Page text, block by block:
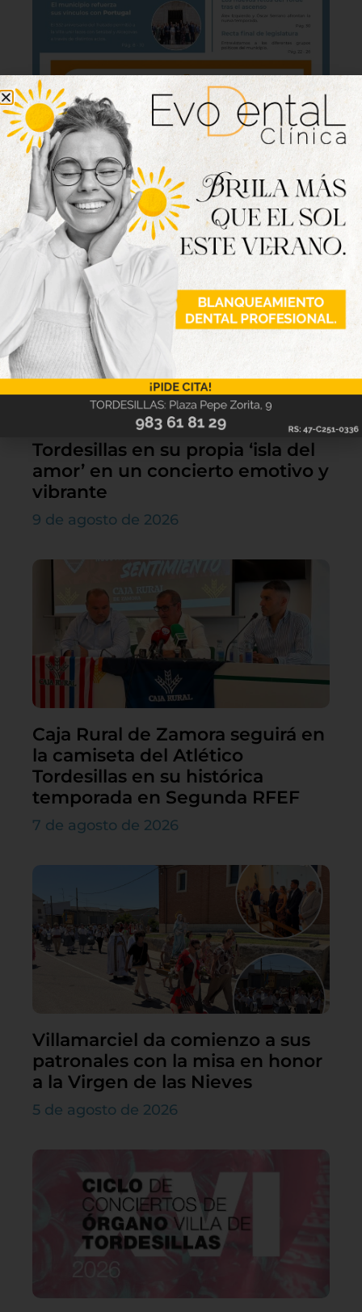
Lo último
Demarco Flamenco convierte
Tordesillas en su propia ‘isla del
amor’ en un concierto emotivo y
vibrante
9 de agosto de 2026
Caja Rural de Zamora seguirá en
la camiseta del Atlético
Tordesillas en su histórica
temporada en Segunda RFEF
7 de agosto de 2026
Villamarciel da comienzo a sus
patronales con la misa en honor
a la Virgen de las Nieves
5 de agosto de 2026